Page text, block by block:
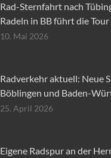
Rad-Sternfahrt nach
Radeln in BB führt die
10. Mai 2026
Radverkehr aktuell: Neue
Böblingen und Baden-
25. April 2026
Eigene Radspur an der